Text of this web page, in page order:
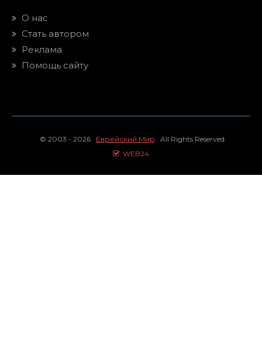
О нас
Стать автором
Реклама
Помощь сайту
© 2003 - 2026 Еврейский Мир All Rights Reserved.
WEB24